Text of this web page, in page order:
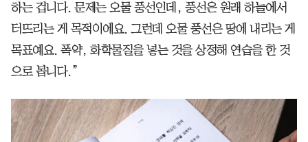
하는 겁니다. 문제는 오물 풍선인데, 풍선은 원래 하늘에서
터뜨리는 게 목적이에요. 그런데 오물 풍선은 땅에 내리는 게
목표예요. 폭약, 화학물질을 넣는 것을 상정해 연습을 한 것
으로 봅니다.”